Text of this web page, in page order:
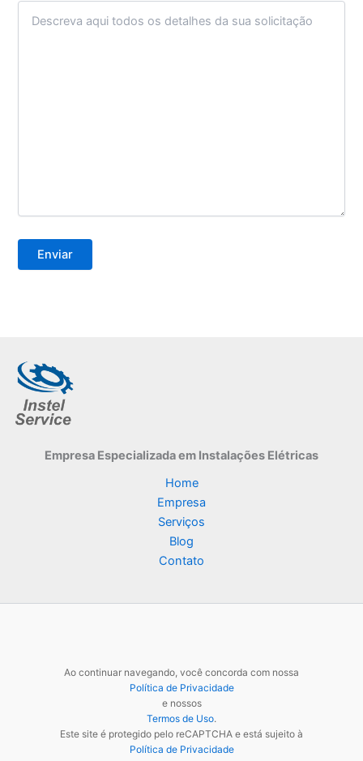
Empresa Especializadaem Instalações Elétricas
Home
Empresa
Serviços
Blog
Contato
Ao continuar navegando, você concorda com nossa
Política de Privacidade
e nossos
Termos de Uso.
Este site é protegido pelo reCAPTCHA e está sujeito à
Política de Privacidade